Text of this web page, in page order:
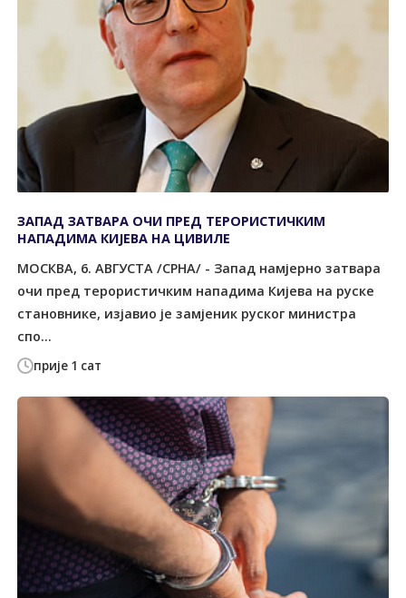
прије 1 сат
ЗАПАД ЗАТВАРА ОЧИ ПРЕД ТЕРОРИСТИЧКИМ
НАПАДИМА КИЈЕВА НА ЦИВИЛЕ
МОСКВА, 6. АВГУСТА /СРНА/ - Запад намјерно затвара
очи пред терористичким нападима Кијева на руске
становнике, изјавио је замјеник руског министра
спо...